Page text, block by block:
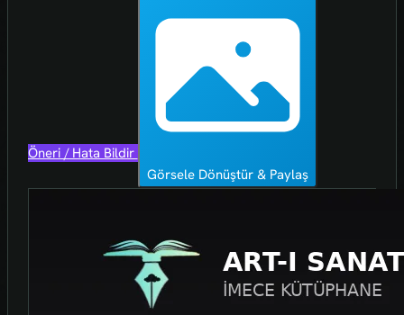
Öneri / Hata Bildir
Görsele Dönüştür & Paylaş